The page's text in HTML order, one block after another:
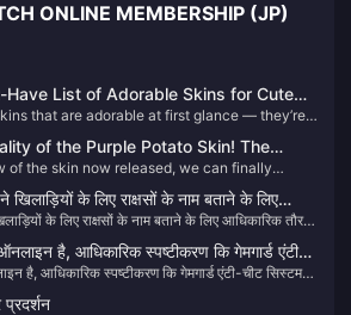
ONLINE MEMBERSHIP (JP)
List of Adorable Skins for Cute
of Them is Absolutely Precious!
that are adorable at first glance — they’re
energy of the manor. Today, let’s go over
girl skins. See if any of them make your
of the Purple Potato Skin! The
His Own “Black and White”!
of the skin now released, we can finally
details of the Embalmer’s new color-variant
received unanimous praise from players!
easily be mistaken for a limited S-tier skin!
के लिए राक्षसों के नाम बताने के लिए
शुरू कियाके लिए राक्षसों के नाम बताने के लिए आधिकारिक तौर
है, आधिकारिक स्पष्टीकरण कि गेमगार्ड एंटी-
किया जाता है
है, आधिकारिक स्पष्टीकरण कि गेमगार्ड एंटी-चीट सिस्टम